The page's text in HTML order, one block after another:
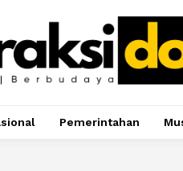
Pemerintahan